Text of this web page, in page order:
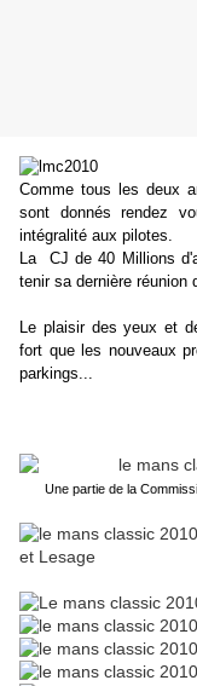
Comme tous les deux
sont donnés rendez
intégralité aux pilotes.
La CJ de 40 Millions
tenir sa dernière réunion
Le plaisir des yeux et
fort que les nouveaux
parkings...
Une partie de la